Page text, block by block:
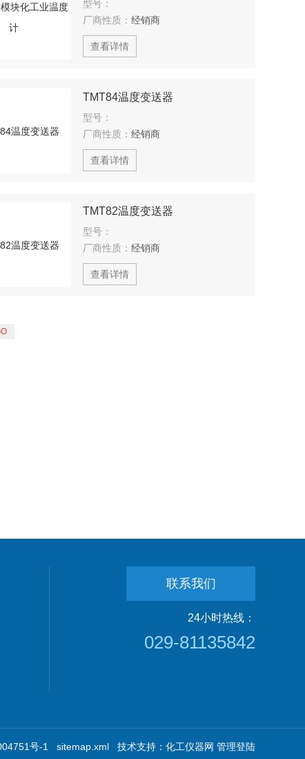
型号：
厂商性质： 经销商
查看详情
TMT84温度变送器
型号：
厂商性质： 经销商
查看详情
TMT82温度变送器
型号：
厂商性质： 经销商
查看详情
联系我们
24小时热线：
029-81135842
号-1 sitemap.xml 技术支持： 化工仪器网 管理登陆